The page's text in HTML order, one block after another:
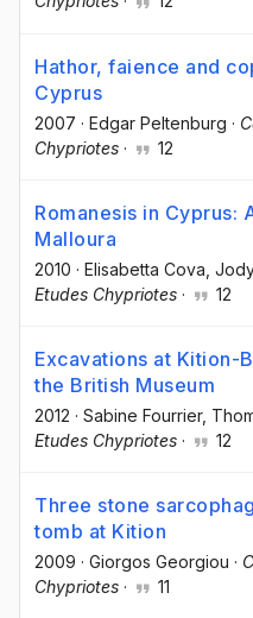
Hathor, faience and
Cyprus
2007 · Edgar Peltenburg ·
Chypriotes · 12
Romanesis in Cyprus:
Malloura
2010 · Elisabetta Cova ,
Etudes Chypriotes · 12
Excavations at Kition-
the British Museum
2012 · Sabine Fourrier,
Etudes Chypriotes · 12
Three stone
tomb at Kition
2009 · Giorgos Georgiou ·
Chypriotes · 11